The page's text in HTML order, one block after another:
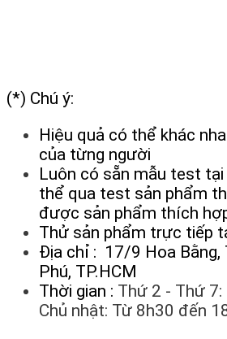
(*) Chú ý:
Hiệu quả có thể khác
của từng người
Luôn có sẵn mẫu test
thể qua test sản phẩm
được sản phẩm thích
Thử sản phẩm trực tiếp
Địa chỉ : 17/9 Hoa Bằng,
Phú, TP.HCM
Thời gian : Thứ 2 - Thứ
Chủ nhật: Từ 8h30 đến